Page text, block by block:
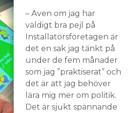
– Även om jag har
väldigt bra pejl på
Installatörsföretagen är
det en sak jag tänkt på
under de fem månader
som jag ”praktiserat” och
det är att jag behöver
lära mig mer om politik.
Det är sjukt spännande